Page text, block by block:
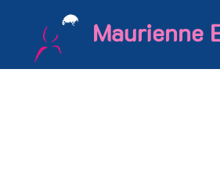
Maurienne